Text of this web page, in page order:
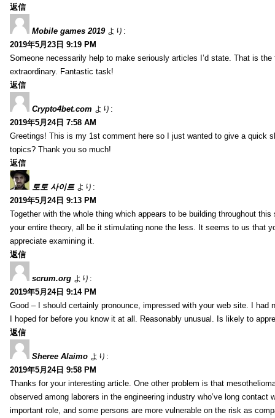
返信
Mobile games 2019 より:
2019年5月23日 9:19 PM
Someone necessarily help to make seriously articles I’d state. That is
extraordinary. Fantastic task!
返信
Crypto4bet.com より:
2019年5月24日 7:58 AM
Greetings! This is my 1st comment here so I just wanted to give a quick
topics? Thank you so much!
返信
토토 사이트 より:
2019年5月24日 9:13 PM
Together with the whole thing which appears to be building throughout
your entire theory, all be it stimulating none the less. It seems to us that
appreciate examining it.
返信
scrum.org より:
2019年5月24日 9:14 PM
Good – I should certainly pronounce, impressed with your web site. I
I hoped for before you know it at all. Reasonably unusual. Is likely to
返信
Sheree Alaimo より:
2019年5月24日 9:58 PM
Thanks for your interesting article. One other problem is that
observed among laborers in the engineering industry who’ve long
important role, and some persons are more vulnerable on the risk as